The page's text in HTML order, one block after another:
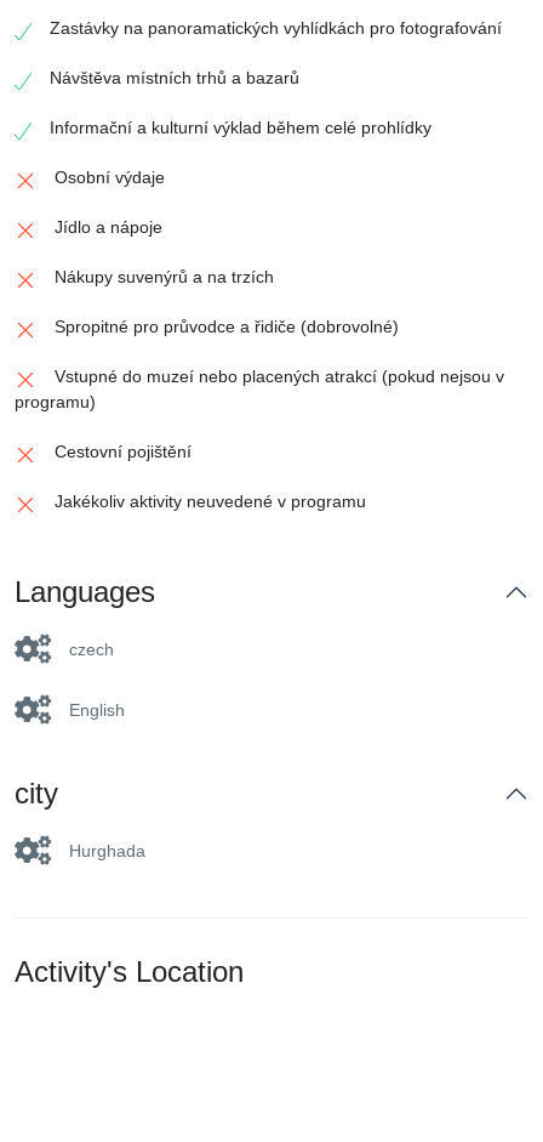
Zastávky na panoramatických vyhlídkách pro fotografování
Návštěva místních trhů a bazarů
Informační a kulturní výklad během celé prohlídky
Osobní výdaje
Jídlo a nápoje
Nákupy suvenýrů a na trzích
Spropitné pro průvodce a řidiče (dobrovolné)
Vstupné do muzeí nebo placených atrakcí (pokud nejsou v
programu)
Cestovní pojištění
Jakékoliv aktivity neuvedené v programu
Languages
czech
English
city
Hurghada
Activity's Location